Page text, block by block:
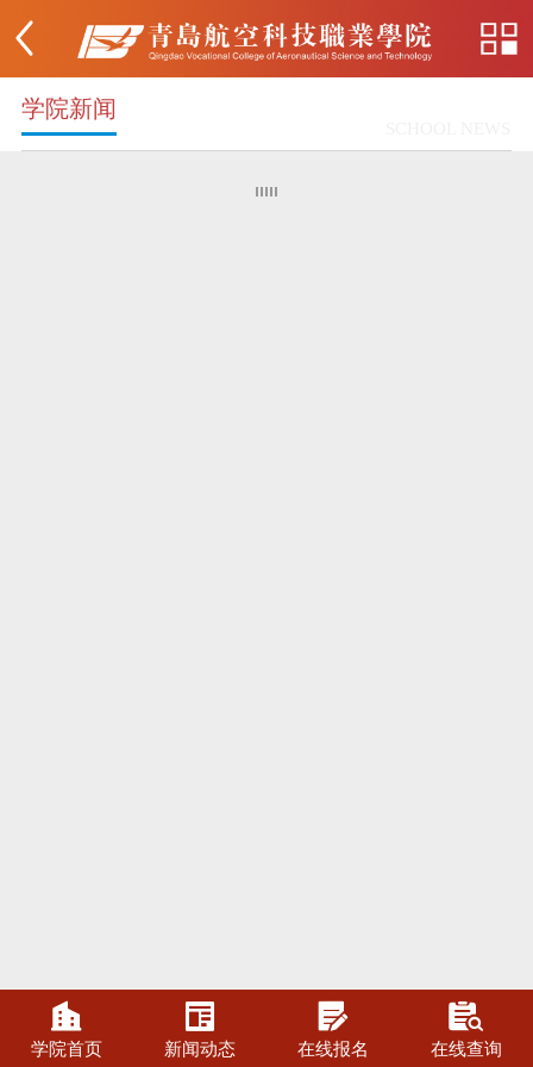
学院新闻

学院首页

新闻动态

在线报名

在线查询